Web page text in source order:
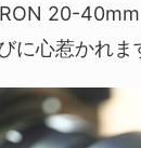
20-
に心惹かれま